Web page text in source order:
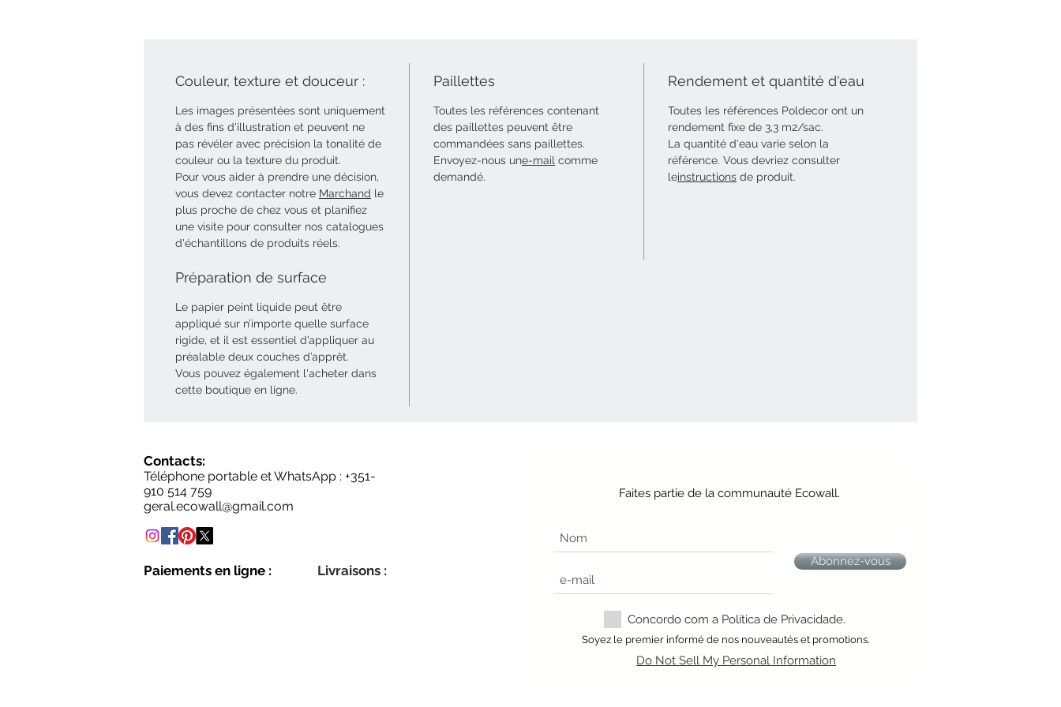
Couleur, texture et douceur :
Les images présentées sont uniquement
à des fins d'illustration et peuvent ne
pas révéler avec précision la tonalité de
couleur ou la texture du produit.
Pour vous aider à prendre une décision,
vous devez contacter notre Marchand le
plus proche de chez vous et planifiez
une visite pour consulter nos catalogues
d'échantillons de produits réels.
Paillettes
Toutes les références contenant
des paillettes peuvent être
commandées sans paillettes.
Envoyez-nous une-mail comme
demandé.
Rendement et quantité d'eau
Toutes les références Poldecor ont un
rendement fixe de 3,3 m2/sac.
La quantité d'eau varie selon la
référence. Vous devriez consulter
leinstructions de produit.
Préparation de surface
Le papier peint liquide peut être
appliqué sur n’importe quelle surface
rigide, et il est essentiel d’appliquer au
préalable deux couches d’apprêt.
Vous pouvez également l'acheter dans
cette boutique en ligne.
Contacts:
Téléphone portable et WhatsApp : +351-
910 514 759
geral.ecowall@gmail.com
Paiements en ligne : Livraisons :
Faites partie de la communauté Ecowall.
Abonnez-vous
Concordo com a Política de Privacidade.
Soyez le premier informé de nos nouveautés et promotions.
Do Not Sell My Personal Information